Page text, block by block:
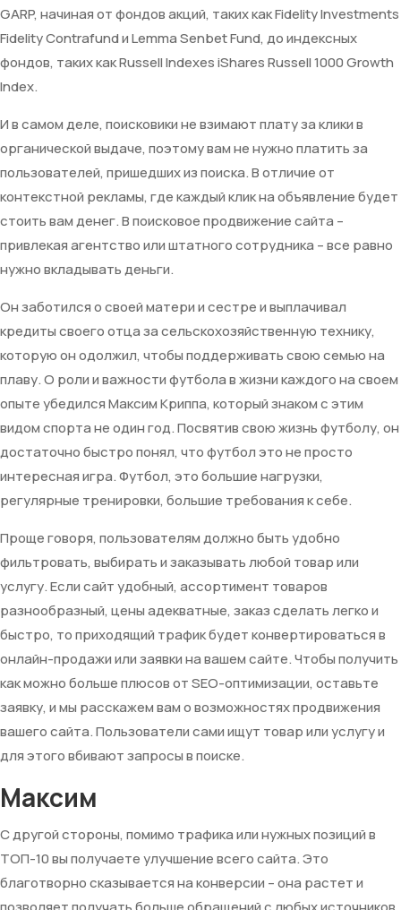
GARP, начиная от фондов акций, таких как Fidelity Investments
Fidelity Contrafund и Lemma Senbet Fund, до индексных
фондов, таких как Russell Indexes iShares Russell 1000 Growth
Index.
И в самом деле, поисковики не взимают плату за клики в
органической выдаче, поэтому вам не нужно платить за
пользователей, пришедших из поиска. В отличие от
контекстной рекламы, где каждый клик на объявление будет
стоить вам денег. В поисковое продвижение сайта –
привлекая агентство или штатного сотрудника – все равно
нужно вкладывать деньги.
Он заботился о своей матери и сестре и выплачивал
кредиты своего отца за сельскохозяйственную технику,
которую он одолжил, чтобы поддерживать свою семью на
плаву. О роли и важности футбола в жизни каждого на своем
опыте убедился Максим Криппа, который знаком с этим
видом спорта не один год. Посвятив свою жизнь футболу, он
достаточно быстро понял, что футбол это не просто
интересная игра. Футбол, это большие нагрузки,
регулярные тренировки, большие требования к себе.
Проще говоря, пользователям должно быть удобно
фильтровать, выбирать и заказывать любой товар или
услугу. Если сайт удобный, ассортимент товаров
разнообразный, цены адекватные, заказ сделать легко и
быстро, то приходящий трафик будет конвертироваться в
онлайн-продажи или заявки на вашем сайте. Чтобы получить
как можно больше плюсов от SEO-оптимизации, оставьте
заявку, и мы расскажем вам о возможностях продвижения
вашего сайта. Пользователи сами ищут товар или услугу и
для этого вбивают запросы в поиске.
Максим
С другой стороны, помимо трафика или нужных позиций в
ТОП-10 вы получаете улучшение всего сайта. Это
благотворно сказывается на конверсии – она растет и